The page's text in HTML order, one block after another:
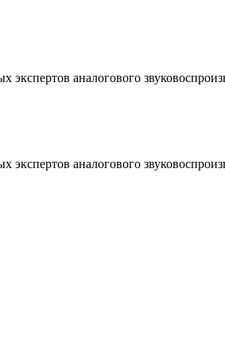
аналогового
аналогового